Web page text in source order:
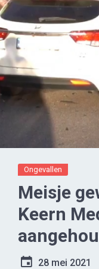
Ongevallen
Meisje
Keern
onder
28 mei 2021